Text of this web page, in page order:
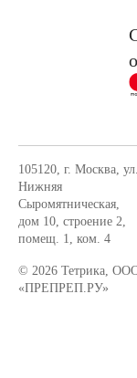
105120, г. Москва, ул.
Нижняя
Сыромятническая,
дом 10, строение 2,
помещ. 1, ком. 4
© 2026 Тетрика,
«ПРЕПРЕП.РУ»